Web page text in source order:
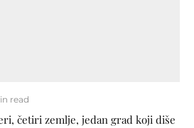
read
četiri zemlje, jedan grad koji diše